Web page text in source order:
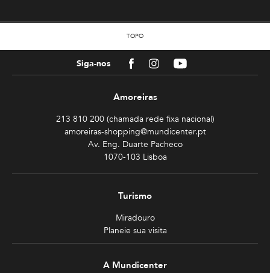
TOPO
Siga-nos FacebookInstagramYoutube
Amoreiras
213 810 200 (chamada rede fixa nacional)
amoreiras-shopping@mundicenter.pt
Av. Eng. Duarte Pacheco
1070-103 Lisboa
Turismo
Miradouro
Planeie sua visita
A Mundicenter